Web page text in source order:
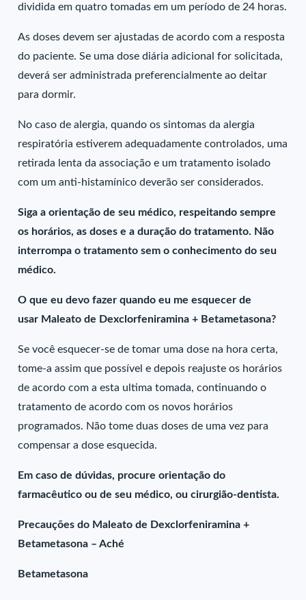
dividida em quatro tomadas em um período de 24 horas.
As doses devem ser ajustadas de acordo com a resposta
do paciente. Se uma dose diária adicional for solicitada,
deverá ser administrada preferencialmente ao deitar
para dormir.
No caso de alergia, quando os sintomas da alergia
respiratória estiverem adequadamente controlados, uma
retirada lenta da associação e um tratamento isolado
com um anti-histamínico deverão ser considerados.
Siga a orientação de seu médico, respeitando sempre
os horários, as doses e a duração do tratamento. Não
interrompa o tratamento sem o conhecimento do seu
médico.
O que eu devo fazer quando eu me esquecer de
usar Maleato de Dexclorfeniramina + Betametasona?
Se você esquecer-se de tomar uma dose na hora certa,
tome-a assim que possível e depois reajuste os horários
de acordo com a esta ultima tomada, continuando o
tratamento de acordo com os novos horários
programados. Não tome duas doses de uma vez para
compensar a dose esquecida.
Em caso de dúvidas, procure orientação do
farmacêutico ou de seu médico, ou cirurgião-dentista.
Precauções do Maleato de Dexclorfeniramina +
Betametasona – Aché
Betametasona